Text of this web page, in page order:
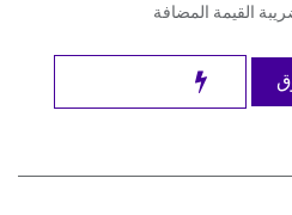
القيمة المضافة